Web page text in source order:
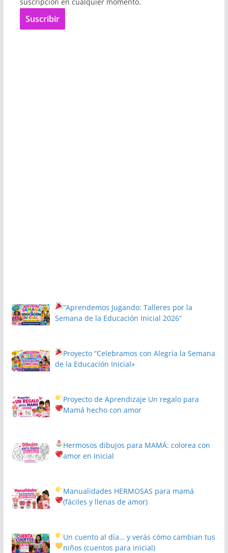
Suscribir
“Aprendemos Jugando: Talleres por la
Semana de la Educación Inicial 2026”
Proyecto“Celebramos con Alegría la Semana
de la Educación Inicial»
Proyecto de Aprendizaje Un regalo para
Mamá hecho con amor
Hermosos dibujos para MAMÁ: colorea con
amor en Inicial
Manualidades HERMOSAS para mamá
(fáciles y llenas de amor)
Un cuento al día… y verás cómo cambian tus
niños(cuentos para inicial)